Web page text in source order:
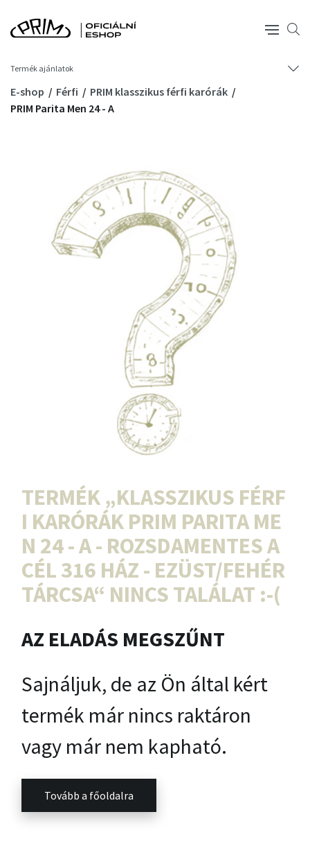
Termék ajánlatok
E-shop Férfi
PRIM klasszikus férfi karórák
PRIM Parita Men 24 - A
TERMÉK „KLASSZIKUS FÉRF
I KARÓRÁK PRIM PARITA ME
N 24 - A - ROZSDAMENTES A
CÉL 316 HÁZ - EZÜST/FEHÉR
TÁRCSA“ NINCS TALÁLAT :-(
AZ ELADÁS MEGSZŰNT
Sajnáljuk, de az Ön által kért
termék már nincs raktáron
vagy már nem kapható.
Tovább a főoldalra